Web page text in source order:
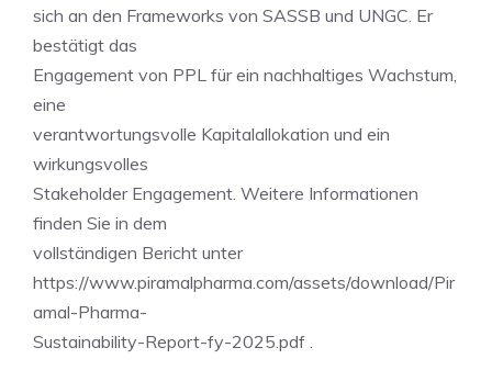
sich an den Frameworks von SASSB und UNGC. Er
bestätigt das
Engagement von PPL für ein nachhaltiges Wachstum,
eine
verantwortungsvolle Kapitalallokation und ein
wirkungsvolles
Stakeholder Engagement. Weitere Informationen
finden Sie in dem
vollständigen Bericht unter
https://www.piramalpharma.com/assets/download/Pir
amal-Pharma-
Sustainability-Report-fy-2025.pdf .